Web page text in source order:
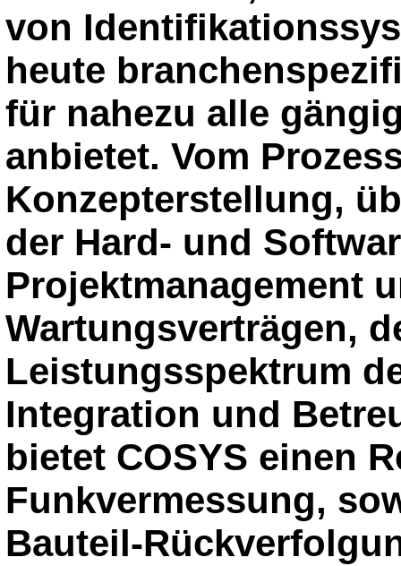
von
heute
für nahezu alle
anbietet. Vom
Konzepterstellung,
der Hard- und
Projektmanagement
Wartungsverträgen,
Leistungsspektrum
Integration und
bietet COSYS einen
Funkvermessung,
Bauteil-